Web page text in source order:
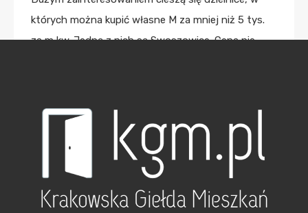
których można kupić własne M za mniej niż 5 tys.
za m kw. Jedną z nich są Swoszowice. Cena nie
przyciągają tu coraz więcej osób.
Krakowski Kliny (najchętniej wybierana część
centrum miasta, a jednocześnie umożliwiają łatwy